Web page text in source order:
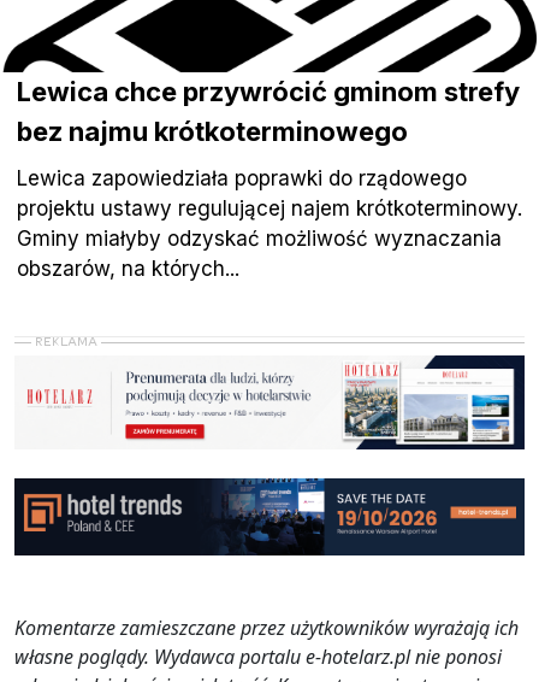
Lewica chce przywrócić gminom strefy
bez najmu krótkoterminowego
Lewica zapowiedziała poprawki do rządowego
projektu ustawy regulującej najem krótkoterminowy.
Gminy miałyby odzyskać możliwość wyznaczania
obszarów, na których...
Komentarze zamieszczane przez użytkowników wyrażają ich
własne poglądy. Wydawca portalu e-hotelarz.pl nie ponosi